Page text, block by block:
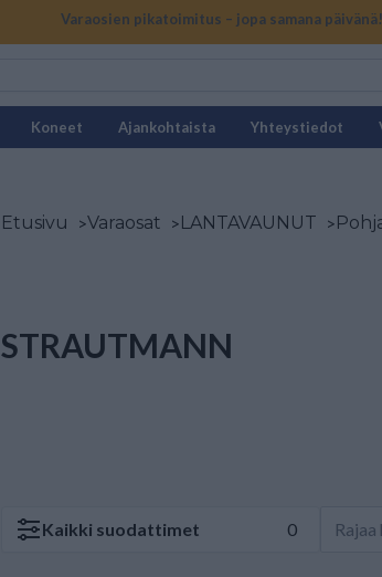
Varaosien pikatoimitus – jopa samana päivänä!
Koneet Ajankohtaista Yhteystiedot
Etusivu >Varaosat >LANTAVAUNUT >
STRAUTMANN
Kaikki suodattimet 0